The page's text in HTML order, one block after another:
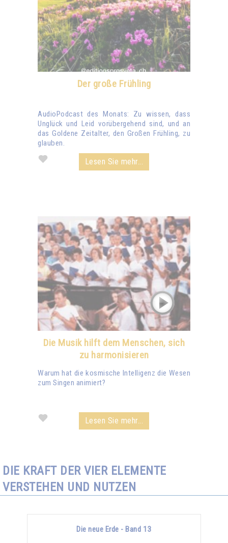
Der große Frühling
AudioPodcast des Monats: Zu wissen, dass
Unglück und Leid vorübergehend sind, und an
das Goldene Zeitalter, den Großen Frühling, zu
glauben.
Lesen Sie mehr...
Die Musik hilft dem Menschen, sich
zu harmonisieren
Warum hat die kosmische Intelligenz die Wesen
zum Singen animiert?
Lesen Sie mehr...
DIE KRAFT DER VIER ELEMENTE
VERSTEHEN UND NUTZEN
Die neue Erde - Band 13